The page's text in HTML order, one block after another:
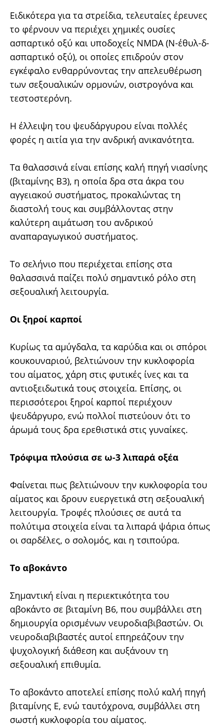
Ειδικότερα για τα στρείδια, τελευταίες έρευνες
το φέρνουν να περιέχει χημικές ουσίες
ασπαρτικό οξύ και υποδοχείς NMDA (Ν-έθυλ-δ-
ασπαρτικό οξύ), οι οποίες επιδρούν στον
εγκέφαλο ενθαρρύνοντας την απελευθέρωση
των σεξουαλικών ορμονών, οιστρογόνα και
τεστοστερόνη.
Η έλλειψη του ψευδάργυρου είναι πολλές
φορές η αιτία για την ανδρική ανικανότητα.
Tα θαλασσινά είναι επίσης καλή πηγή νιασίνης
(βιταμίνης B3), η οποία δρα στα άκρα του
αγγειακού συστήματος, προκαλώντας τη
διαστολή τους και συμβάλλοντας στην
καλύτερη αιμάτωση του ανδρικού
αναπαραγωγικού συστήματος.
Το σελήνιο που περιέχεται επίσης στα
θαλασσινά παίζει πολύ σημαντικό ρόλο στη
σεξουαλική λειτουργία.
Oι ξηροί καρποί
Κυρίως τα αμύγδαλα, τα καρύδια και οι σπόροι
κουκουναριού, βελτιώνουν την κυκλοφορία
του αίματος, χάρη στις φυτικές ίνες και τα
αντιοξειδωτικά τους στοιχεία. Eπίσης, οι
περισσότεροι ξηροί καρποί περιέχουν
ψευδάργυρο, ενώ πολλοί πιστεύουν ότι το
άρωμά τους δρα ερεθιστικά στις γυναίκες.
Τρόφιμα πλούσια σε ω-3 λιπαρά οξέα
Φαίνεται πως βελτιώνουν την κυκλοφορία του
αίματος και δρουν ευεργετικά στη σεξουαλική
λειτουργία. Τροφές πλούσιες σε αυτά τα
πολύτιμα στοιχεία είναι τα λιπαρά ψάρια όπως
οι σαρδέλες, ο σολομός, και η τσιπούρα.
Το αβοκάντο
Σημαντική είναι η περιεκτικότητα του
αβοκάντο σε βιταμίνη B6, που συμβάλλει στη
δημιουργία ορισμένων νευροδιαβιβαστών. Oι
νευροδιαβιβαστές αυτοί επηρεάζουν την
ψυχολογική διάθεση και αυξάνουν τη
σεξουαλική επιθυμία.
Tο αβοκάντο αποτελεί επίσης πολύ καλή πηγή
βιταμίνης E, ενώ ταυτόχρονα, συμβάλλει στη
σωστή κυκλοφορία του αίματος.